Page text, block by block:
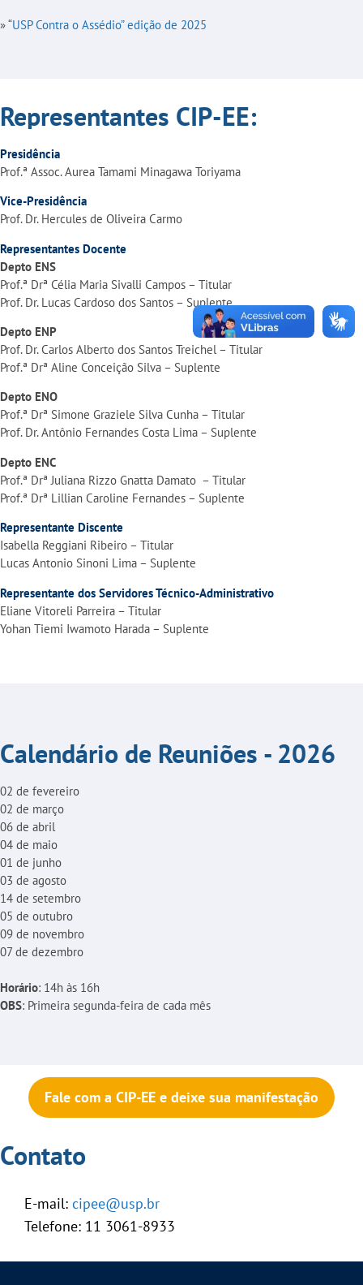
» “USP Contra o Assédio” edição de 2025
Representantes CIP-EE:
Presidência
Prof.ª Assoc. Aurea Tamami Minagawa Toriyama
Vice-Presidência
Prof. Dr. Hercules de Oliveira Carmo
Representantes Docente
Depto ENS
Prof.ª Drª Célia Maria Sivalli Campos – Titular
Prof. Dr. Lucas Cardoso dos Santos – Suplente
Depto ENP
Prof. Dr.Carlos Alberto dos Santos Treichel– Titular
Prof.ª Drª Aline Conceição Silva – Suplente
Depto ENO
Prof.ª Drª Simone Graziele Silva Cunha – Titular
Prof. Dr. Antônio Fernandes Costa Lima – Suplente
Depto ENC
Prof.ª Drª Juliana Rizzo Gnatta Damato – Titular
Prof.ª Drª Lillian Caroline Fernandes – Suplente
Representante Discente
Isabella Reggiani Ribeiro – Titular
Lucas Antonio Sinoni Lima – Suplente
Representante dos Servidores Técnico-Administrativo
Eliane Vitoreli Parreira – Titular
Yohan Tiemi Iwamoto Harada – Suplente
Calendário de Reuniões - 2026
02 de fevereiro
02 de março
06 de abril
04 de maio
01 de junho
03 de agosto
14 de setembro
05 de outubro
09 de novembro
07 de dezembro
Horário: 14h às 16h
OBS: Primeira segunda-feira de cada mês
Fale com a CIP-EE e deixe sua manifestação
Contato
E-mail: cipee@usp.br
Telefone: 11 3061-8933